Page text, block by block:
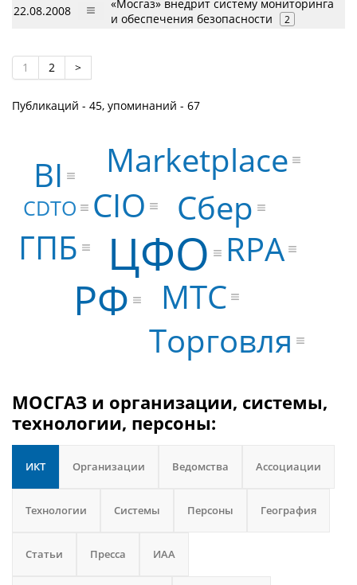
22.08.2008
«Мосгаз» внедрит систему мониторинга
и обеспечения безопасности
2
1 2 >
Публикаций - 45, упоминаний - 67
ЦФО
РФ
Сбер
CIO
МТС
RPA
Marketplace
ГПБ
Торговля
BI
CDTO
МОСГАЗ и организации, системы,
технологии, персоны:
ИКТ Организации Ведомства Ассоциации
Технологии Системы Персоны География
Статьи Пресса ИАА